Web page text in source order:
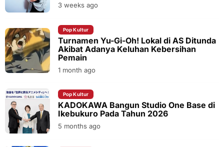
3 weeks ago
Pop Kultur
Turnamen Yu-Gi-Oh! Lokal di AS Ditunda
Akibat Adanya Keluhan Kebersihan
Pemain
1 month ago
Pop Kultur
KADOKAWA Bangun Studio One Base di
Ikebukuro Pada Tahun 2026
5 months ago